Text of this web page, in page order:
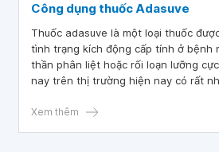
Công dụng thuốc Adasuve
Thuốc adasuve là một loại thuốc
tình trạng kích động cấp tính ở bệnh
thần phân liệt hoặc rối loạn lưỡng
nay trên thị trường hiện nay có rất
rõ hơn về thuốc adasuve là gì, công
Xem thêm